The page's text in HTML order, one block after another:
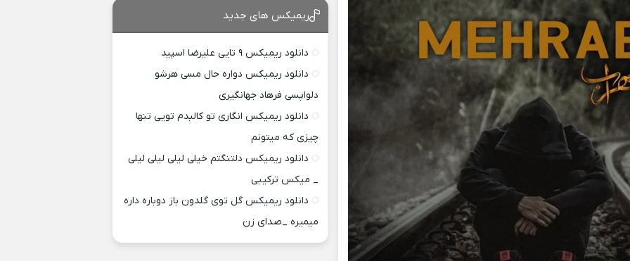
ریمیکس های جدید
دانلود ریمیکس ۹ تایی علیرضا اسپید
دانلود ریمیکس دواره حال مسی هرشو
دلواپسی فرهاد جهانگیری
دانلود ریمیکس انگاری تو کالبدم تویی تنها
چیزی که میتونم
دانلود ریمیکس دلتنگتم خیلی لیلی لیلی لیلی
_ میکس ترکیبی
دانلود ریمیکس گل توی گلدون باز دوباره داره
میمیره _صدای زن